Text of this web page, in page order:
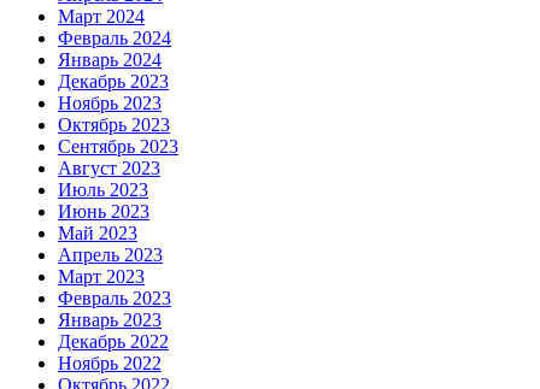
Март 2024
Февраль 2024
Январь 2024
Декабрь 2023
Ноябрь 2023
Октябрь 2023
Сентябрь 2023
Август 2023
Июль 2023
Июнь 2023
Май 2023
Апрель 2023
Март 2023
Февраль 2023
Январь 2023
Декабрь 2022
Ноябрь 2022
Октябрь 2022